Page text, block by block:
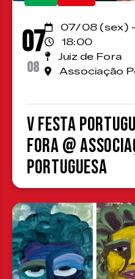
07
08
07/08 (sex)
18:00
Juiz de Fora
Associação
V Festa
Fora @
Portuguesa